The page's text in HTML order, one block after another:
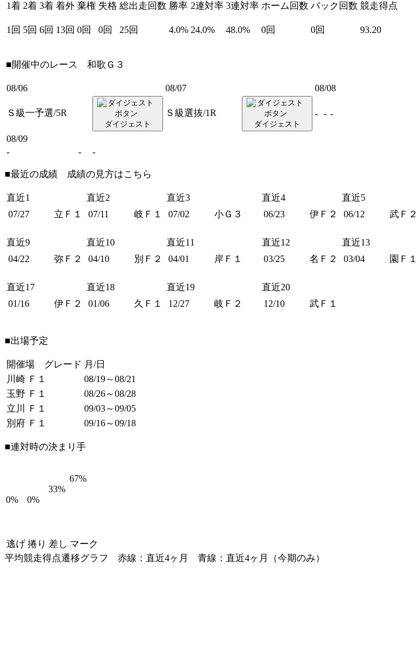
1着 2着 3着 着外 棄権 失格 総出走回数 勝率 2連対率 3連対率 ホーム回数 バック回数 競走得点
1回 5回 6回 13回 0回 0回 25回 4.0% 24.0% 48.0% 0回 0回 93.20
■開催中のレース 和歌Ｇ３
08/06 08/07 08/08
Ｓ級一予選/5R
ダイジェスト
Ｓ級選抜/1R
ダイジェスト
- - -
08/09
-
- -
■最近の成績 成績の見方はこちら
直近1 直近2 直近3 直近4 直近5
07/27
立Ｆ１ 07/11 岐Ｆ１ 07/02 小Ｇ３ 06/23 伊Ｆ２ 06/12 武Ｆ２
直近9 直近10 直近11 直近12 直近13
04/22
弥Ｆ２ 04/10 別Ｆ２ 04/01 岸Ｆ１ 03/25 名Ｆ２ 03/04 園Ｆ１
直近17 直近18 直近19
直近20
01/16
伊Ｆ２ 01/06 久Ｆ１ 12/27 岐Ｆ２ 12/10 武Ｆ１
■出場予定
開催場 グレード 月/日
川崎 Ｆ１
08/19～08/21
玉野 Ｆ１
08/26～08/28
立川 Ｆ１
09/03～09/05
別府 Ｆ１
09/16～09/18
■連対時の決まり手
0% 0%
33%
67%
逃げ 捲り 差し マーク
平均競走得点遷移グラフ 赤線：直近4ヶ月 青線：直近4ヶ月（今期のみ）